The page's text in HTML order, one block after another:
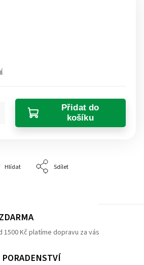
Přidat do
košíku
Hlídat Sdílet
1500 Kč platíme dopravu za vás